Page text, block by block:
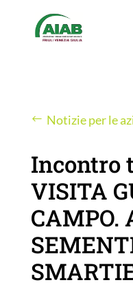
Notizie per le
Incontro
VISITA
CAMPO.